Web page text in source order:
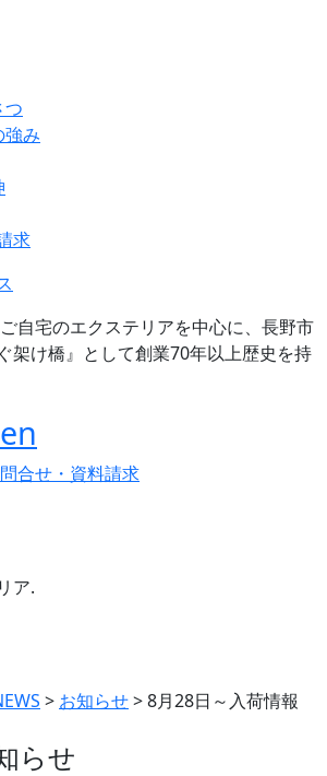
つ
強み
求
自宅のエクステリアを中心に、長野市
架け橋』として創業70年以上歴史を持
合せ・資料請求
ア.
> お知らせ>8月28日～入荷情報
らせ